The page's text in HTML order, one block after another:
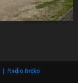
Radio Brčko